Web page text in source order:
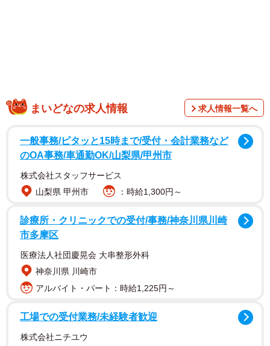
家を売ったお金で家族5人の世界一周旅行に出かける ※画像はイメージ
です（twinsterphoto/stock.adobe.com）
ジア・インドネシア・インド・オマーン・トルコ・スイ
ス・ケニア・イタリア・アメリカ・ボリビア・コロンビア
まいどなの求人情報 求人情報一覧へ
一般事務/ピタッと15時まで/受付・会計業務など
のOA事務/車通勤OK/山梨県/甲州市
株式会社スタッフサービス
山梨県 甲州市
：時給1,300円～
診療所・クリニックでの受付/事務/神奈川県川崎
市多摩区
医療法人社団慶晃会 大串整形外科
神奈川県 川崎市
アルバイト・パート：時給1,225円～
工場での受付業務/未経験者歓迎
株式会社ニチユウ